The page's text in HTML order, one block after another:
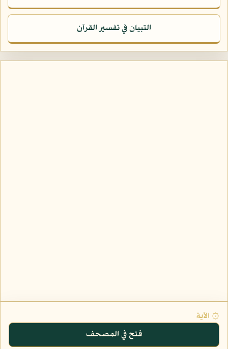
التبيان في تفسير القرآن
۞ الآية
فتح في المصحف